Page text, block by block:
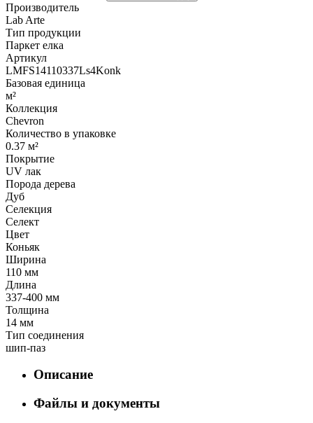
Производитель
Lab Arte
Тип продукции
Паркет елка
Артикул
LMFS14110337Ls4Konk
Базовая единица
м²
Коллекция
Chevron
Количество в упаковке
0.37 м²
Покрытие
UV лак
Порода дерева
Дуб
Селекция
Селект
Цвет
Коньяк
Ширина
110 мм
Длина
337-400 мм
Толщина
14 мм
Тип соединения
шип-паз
Описание
Файлы и документы